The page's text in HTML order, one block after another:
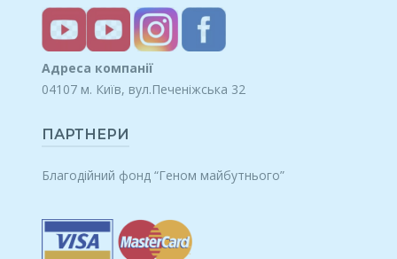
Адреса компанії
04107 м. Київ, вул.Печеніжська 32
ПАРТНЕРИ
Благодійний фонд “Геном майбутнього”